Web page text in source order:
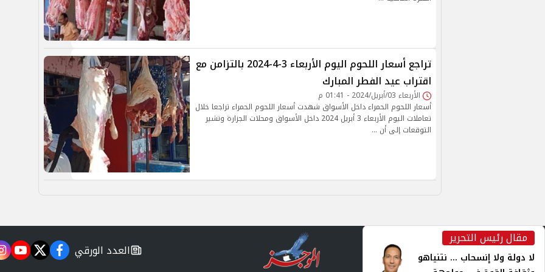
تراجع أسعار اللحوم اليوم الأربعاء 3-4-2024 بالتزامن مع
اقتراب عيد الفطر المبارك
الأربعاء 03/أبريل/2024 - 01:41 م
أسعار اللحوم الحمراء داخل الأسواق شهدت أسعار اللحوم الحمراء تراجعا خلال
تعاملات اليوم الأربعاء 3 أبريل 2024 داخل الأسواق ومحلات الجزارة وتشير
التوقعات إلى أن …
مقال رئيس التحرير
لا دولة ولا إنسحاب ... نتنياهو
newspaper
العدد الورقي facebook
twitter